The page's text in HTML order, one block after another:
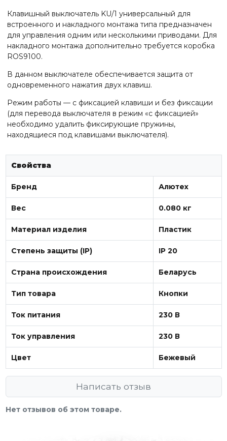
Клавишный выключатель KU/1 универсальный для
встроенного и накладного монтажа типа предназначен
для управления одним или несколькими приводами. Для
накладного монтажа дополнительно требуется коробка
ROS9100.
В данном выключателе обеспечивается защита от
одновременного нажатия двух клавиш.
Режим работы — с фиксацией клавиши и без фиксации
(для перевода выключателя в режим «с фиксацией»
необходимо удалить фиксирующие пружины,
находящиеся под клавишами выключателя).
Свойства
Бренд Алютех
Вес 0.080 кг
Материал изделия Пластик
Степень защиты (IP) IP 20
Страна происхождения Беларусь
Тип товара Кнопки
Ток питания 230 В
Ток управления 230 В
Цвет Бежевый
Написать отзыв
Нет отзывов об этом товаре.